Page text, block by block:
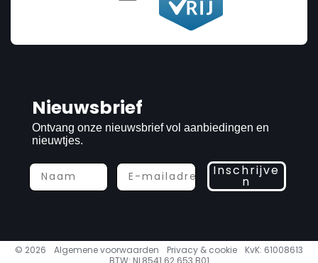
Nieuwsbrief
Ontvang onze nieuwsbrief vol aanbiedingen en
nieuwtjes.
Inschrijve
n
© 2026 Algemene voorwaarden Privacy & cookie
KvK: 61008613
BTW: NL8541.62.653 B01